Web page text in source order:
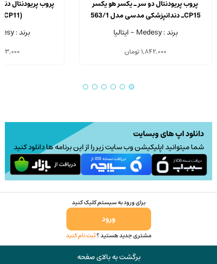
پروب پریودنتال دو سر ـ یکسر هو یکسر
CP15ـ دندانپزشکی مدسی مدل 563/1
برند : Medesy - ایتالیا
1,842,000تومان
پروب پریودنتال
برند : Medesy - ایتالیا
دانلود اپ های وبسایت
شما میتوانید اپلیکیشن وب سایت زیر را از این برنامه ها دانلود کنید
برای ورود به سیستم کلیک کنید
ورود
مشتری جدید هستید ؟ثبت نام کنید
برگشت به بالای صفحه